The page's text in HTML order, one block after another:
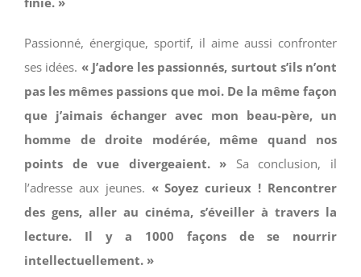
Passionné, énergique, sportif, il aime aussi confronter
ses idées. « J’adore les passionnés, surtout s’ils n’ont
pas les mêmes passions que moi. De la même façon
que j’aimais échanger avec mon beau-père, un
homme de droite modérée, même quand nos
points de vue divergeaient. » Sa conclusion, il
l’adresse aux jeunes. « Soyez curieux ! Rencontrer
des gens, aller au cinéma, s’éveiller à travers la
lecture. Il y a 1000 façons de se nourrir
intellectuellement. »